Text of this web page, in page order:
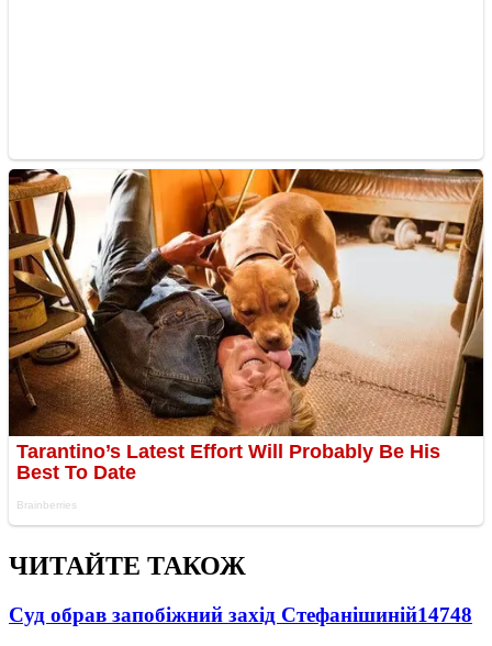
ЧИТАЙТЕ ТАКОЖ
Суд обрав запобіжний захід Стефанішиній14748